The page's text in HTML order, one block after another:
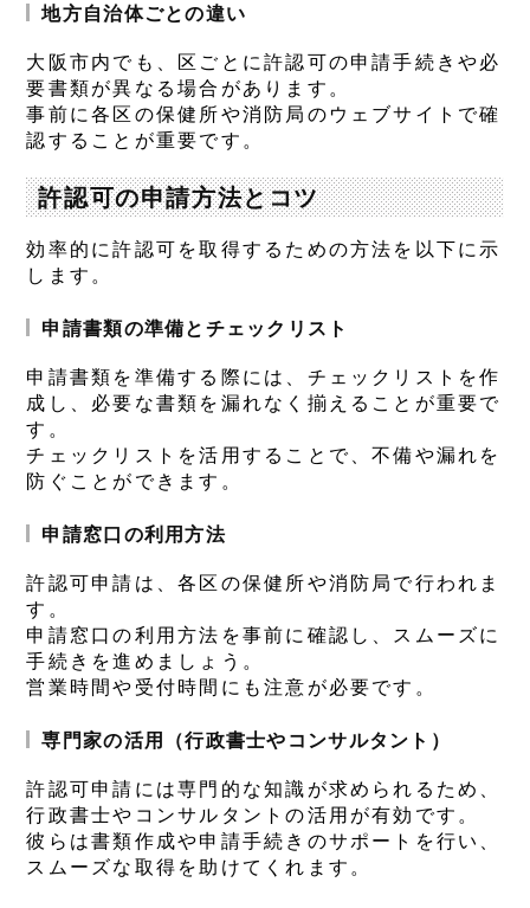
地方自治体ごとの違い
大阪市内でも、区ごとに許認可の申請手続きや必
要書類が異なる場合があります。
事前に各区の保健所や消防局のウェブサイトで確
認することが重要です。
許認可の申請方法とコツ
効率的に許認可を取得するための方法を以下に示
します。
申請書類の準備とチェックリスト
申請書類を準備する際には、チェックリストを作
成し、必要な書類を漏れなく揃えることが重要で
す。
チェックリストを活用することで、不備や漏れを
防ぐことができます。
申請窓口の利用方法
許認可申請は、各区の保健所や消防局で行われま
す。
申請窓口の利用方法を事前に確認し、スムーズに
手続きを進めましょう。
営業時間や受付時間にも注意が必要です。
専門家の活用（行政書士やコンサルタント）
許認可申請には専門的な知識が求められるため、
行政書士やコンサルタントの活用が有効です。
彼らは書類作成や申請手続きのサポートを行い、
スムーズな取得を助けてくれます。